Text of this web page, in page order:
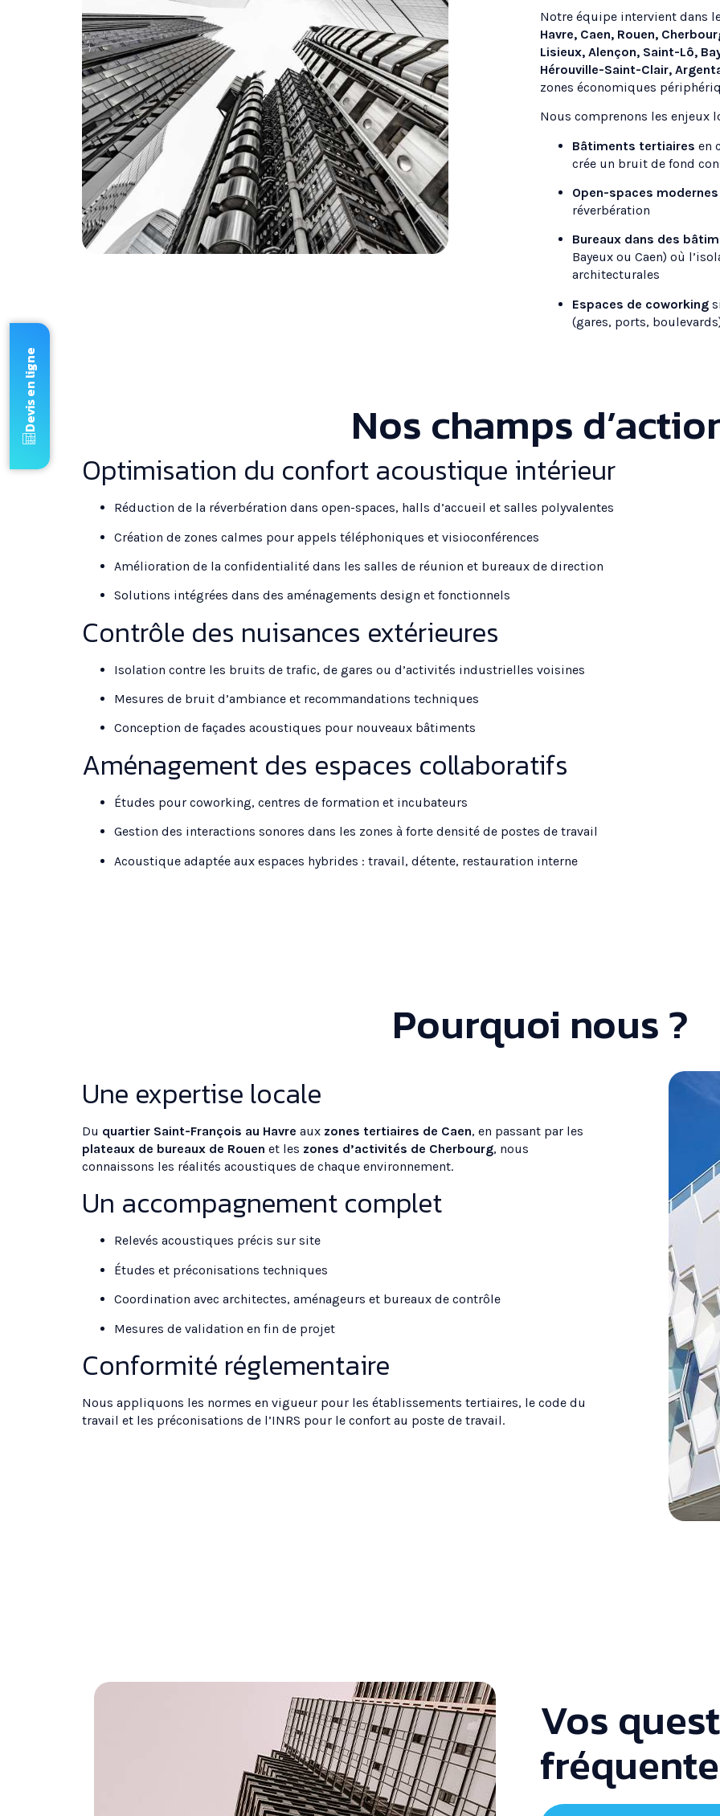
Notre équipe intervient dans
Havre, Caen, Rouen,
Lisieux, Alençon, Saint-Lô,
Hérouville-Saint-Clair,
zones économiques
Nous comprenons les enjeux
Bâtiments tertiaires en
crée un bruit de fond
Open-spaces modernes
réverbération
Bureaux dans des
Bayeux ou Caen) où
architecturales
Espaces de coworking
(gares, ports,
Nos champs
Optimisation du confort acoustique intérieur
Réduction de la réverbération dans open-spaces, halls d’accueil et salles polyvalentes
Création de zones calmes pour appels téléphoniques et visioconférences
Amélioration de la confidentialité dans les salles de réunion et bureaux de direction
Solutions intégrées dans des aménagements design et fonctionnels
Contrôle des nuisances extérieures
Isolation contre les bruits de trafic, de gares ou d’activités industrielles voisines
Mesures de bruit d’ambiance et recommandations techniques
Conception de façades acoustiques pour nouveaux bâtiments
Aménagement des espaces collaboratifs
Études pour coworking, centres de formation et incubateurs
Gestion des interactions sonores dans les zones à forte densité de postes de travail
Acoustique adaptée aux espaces hybrides : travail, détente, restauration interne
Pourquoi nous ?
Une expertise locale
Du quartier Saint-François au Havre aux zones tertiaires de Caen, en passant par les
plateaux de bureaux de Rouen et les zones d’activités de Cherbourg, nous
connaissons les réalités acoustiques de chaque environnement.
Un accompagnement complet
Relevés acoustiques précis sur site
Études et préconisations techniques
Coordination avec architectes, aménageurs et bureaux de contrôle
Mesures de validation en fin de projet
Conformité réglementaire
Nous appliquons les normes en vigueur pour les établissements tertiaires, le code du
travail et les préconisations de l’INRS pour le confort au poste de travail.
Vos
Devis en ligne